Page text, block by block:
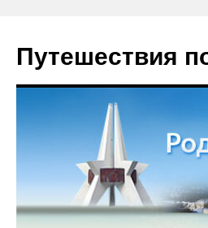
Путешествия